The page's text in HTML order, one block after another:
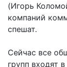
(Игорь
компаний
спешат.
Сейчас все
групп входят